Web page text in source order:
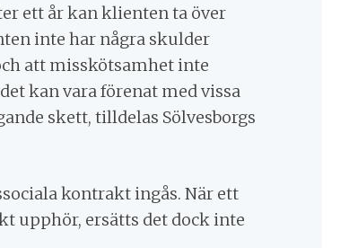
ett år kan klienten ta över
inte har några skulder
att misskötsamhet inte
kan vara förenat med vissa
skett, tilldelas Sölvesborgs
kontrakt ingås. När ett
upphör, ersätts det dock inte